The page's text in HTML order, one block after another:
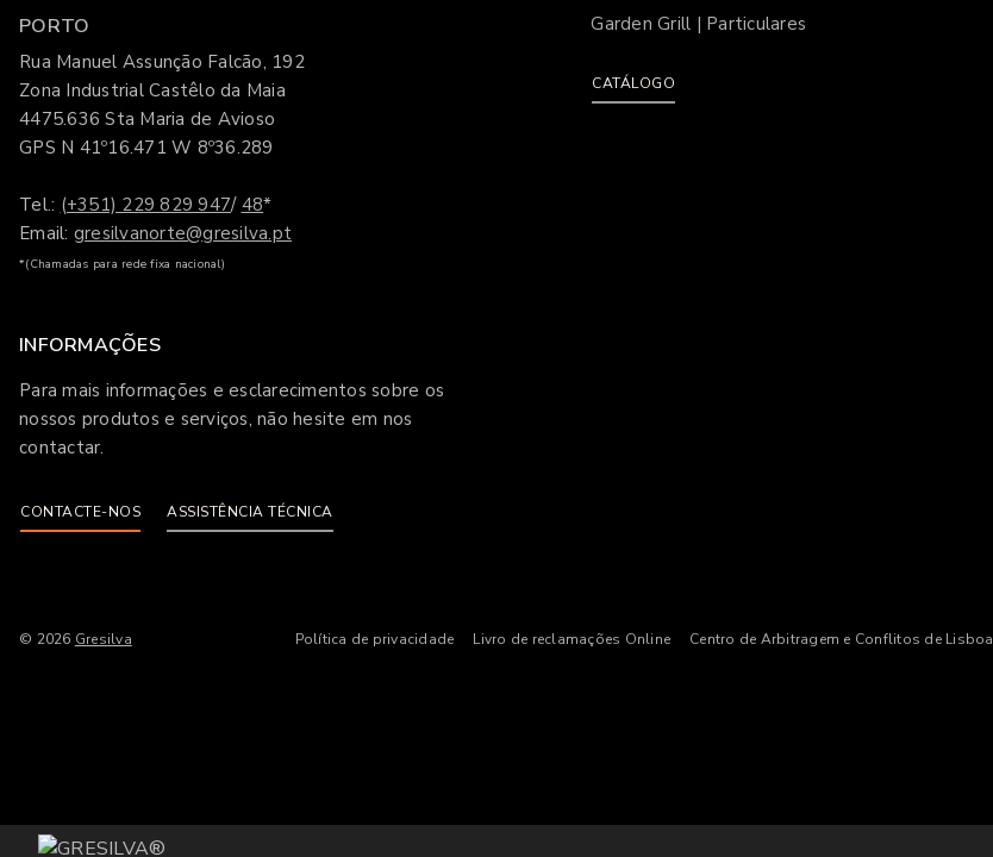
PORTO
Rua Manuel Assunção Falcão, 192
Zona Industrial Castêlo da Maia
4475.636 Sta Maria de Avioso
GPS N 41º16.471 W 8º36.289
Tel.: (+351) 229 829 947/ 48*
Email: gresilvanorte@gresilva.pt
*(Chamadas para rede fixa nacional)
INFORMAÇÕES
Para mais informações e esclarecimentos sobre os
nossos produtos e serviços, não hesite em nos
contactar.
CONTACTE-NOS ASSISTÊNCIA TÉCNICA
Garden Grill | Particulares
CATÁLOGO
© 2026 Gresilva Política de privacidade Livro de reclamações Online Centro de Arbitragem e Conflitos de Lisboa